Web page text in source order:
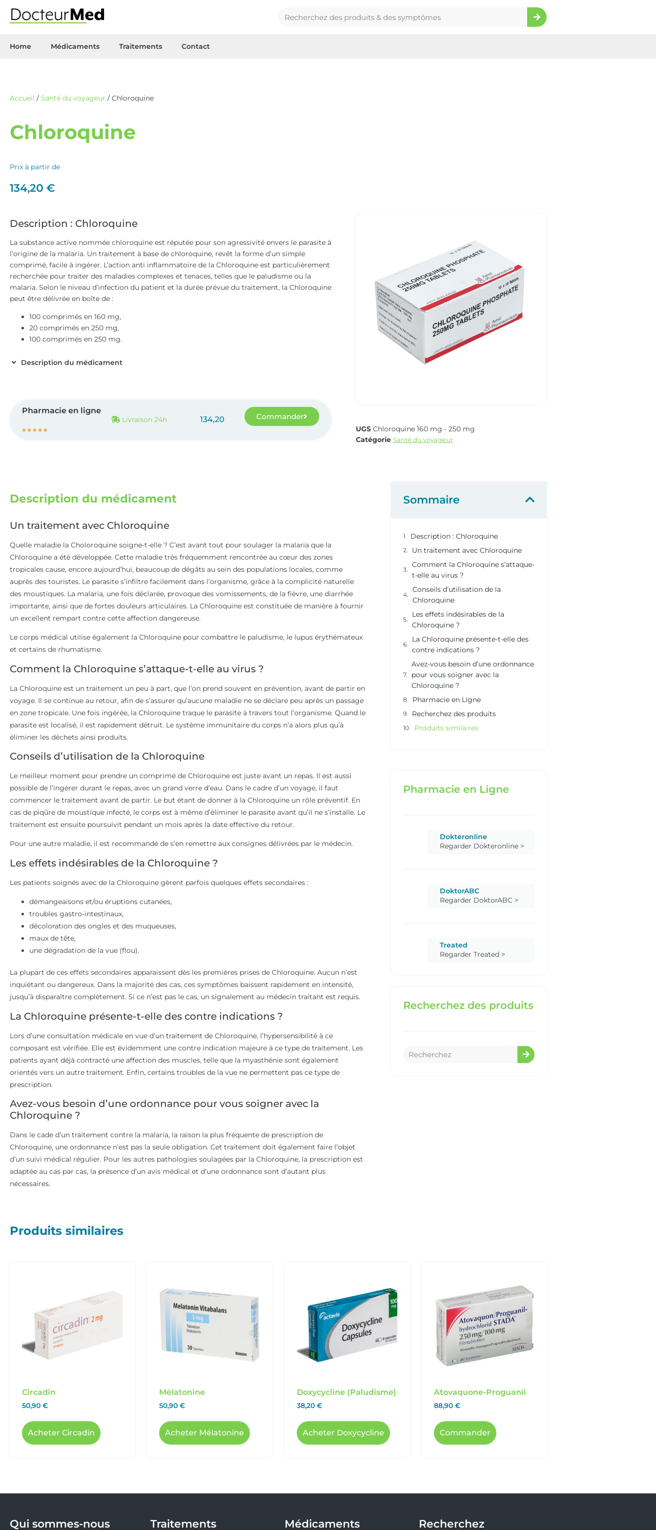
Home Médicaments Traitements Contact
Accueil / Santé du voyageur / Chloroquine
Chloroquine
Prix à partir de
134,20 €
Description : Chloroquine
La substance active nommée chloroquine est réputée pour son agressivité envers le parasite à
l’origine de la malaria. Un traitement à base de chloroquine, revêt la forme d’un simple
comprimé, facile à ingérer. L’action anti inflammatoire de la Chloroquine est particulièrement
recherchée pour traiter des maladies complexes et tenaces, telles que le paludisme ou la
malaria. Selon le niveau d’infection du patient et la durée prévue du traitement, la Chloroquine
peut être délivrée en boîte de :
100 comprimés en 160 mg,
20 comprimés en 250 mg,
100 comprimés en 250 mg.
Description du médicament
Pharmacie en ligne
    
Livraison 24h 134,20 Commander
UGS Chloroquine 160 mg - 250 mg
Catégorie Santé du voyageur
Description du médicament
Un traitement avec Chloroquine
Quelle maladie la Choloroquine soigne-t-elle ? C’est avant tout pour soulager la malaria que la
Chloroquine a été développée. Cette maladie très fréquemment rencontrée au cœur des zones
tropicales cause, encore aujourd’hui, beaucoup de dégâts au sein des populations locales, comme
auprès des touristes. Le parasite s’infiltre facilement dans l’organisme, grâce à la complicité naturelle
des moustiques. La malaria, une fois déclarée, provoque des vomissements, de la fièvre, une diarrhée
importante, ainsi que de fortes douleurs articulaires. La Chloroquine est constituée de manière à fournir
un excellent rempart contre cette affection dangereuse.
Le corps médical utilise également la Chloroquine pour combattre le paludisme, le lupus érythémateux
et certains de rhumatisme.
Comment la Chloroquine s’attaque-t-elle au virus ?
La Chloroquine est un traitement un peu à part, que l’on prend souvent en prévention, avant de partir en
voyage. Il se continue au retour, afin de s’assurer qu’aucune maladie ne se déclare peu après un passage
en zone tropicale. Une fois ingérée, la Chloroquine traque le parasite à travers tout l’organisme. Quand le
parasite est localisé, il est rapidement détruit. Le système immunitaire du corps n’a alors plus qu’à
éliminer les déchets ainsi produits.
Conseils d’utilisation de la Chloroquine
Le meilleur moment pour prendre un comprimé de Chloroquine est juste avant un repas. Il est aussi
possible de l’ingérer durant le repas, avec un grand verre d’eau. Dans le cadre d’un voyage, il faut
commencer le traitement avant de partir. Le but étant de donner à la Chloroquine un rôle préventif. En
cas de piqûre de moustique infecté, le corps est à même d’éliminer le parasite avant qu’il ne s’installe. Le
traitement est ensuite poursuivit pendant un mois après la date effective du retour.
Pour une autre maladie, il est recommandé de s’en remettre aux consignes délivrées par le médecin.
Les effets indésirables de la Chloroquine ?
Les patients soignés avec de la Chloroquine gèrent parfois quelques effets secondaires :
démangeaisons et/ou éruptions cutanées,
troubles gastro-intestinaux,
décoloration des ongles et des muqueuses,
maux de tête,
une dégradation de la vue (flou).
La plupart de ces effets secondaires apparaissent dès les premières prises de Chloroquine. Aucun n’est
inquiétant ou dangereux. Dans la majorité des cas, ces symptômes baissent rapidement en intensité,
jusqu’à disparaître complètement. Si ce n’est pas le cas, un signalement au médecin traitant est requis.
La Chloroquine présente-t-elle des contre indications ?
Lors d’une consultation médicale en vue d’un traitement de Chloroquine, l’hypersensibilité à ce
composant est vérifiée. Elle est évidemment une contre indication majeure à ce type de traitement. Les
patients ayant déjà contracté une affection des muscles, telle que la myasthénie sont également
orientés vers un autre traitement. Enfin, certains troubles de la vue ne permettent pas ce type de
prescription.
Avez-vous besoin d’une ordonnance pour vous soigner avec la
Chloroquine ?
Dans le cade d’un traitement contre la malaria, la raison la plus fréquente de prescription de
Chloroquine, une ordonnance n’est pas la seule obligation. Cet traitement doit également faire l’objet
d’un suivi médical régulier. Pour les autres pathologies soulagées par la Chloroquine, la prescription est
adaptée au cas par cas, la présence d’un avis médical et d’une ordonnance sont d’autant plus
nécessaires.
Sommaire
Description : Chloroquine
Un traitement avec Chloroquine
Comment la Chloroquine s’attaque-
t-elle au virus ?
Conseils d’utilisation de la
Chloroquine
Les effets indésirables de la
Chloroquine ?
La Chloroquine présente-t-elle des
contre indications ?
Avez-vous besoin d’une ordonnance
pour vous soigner avec la
Chloroquine ?
Pharmacie en Ligne
Recherchez des produits
Produits similaires
Pharmacie en Ligne
Dokteronline
Regarder Dokteronline >
DoktorABC
Regarder DoktorABC >
Treated
Regarder Treated >
Recherchez des produits
Produits similaires
Circadin
50,90 €
Acheter Circadin
Mélatonine
50,90€
Acheter Mélatonine
Doxycycline (Paludisme)
38,20 €
Acheter Doxycycline
Atovaquone-Proguanil
88,90 €
Commander
Qui sommes-nous Traitements Médicaments Recherchez